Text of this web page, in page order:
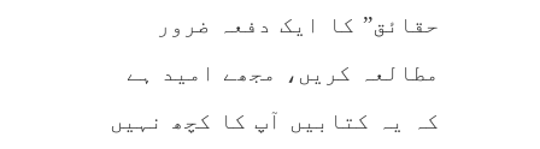
حقائق” کا ایک دفعہ ضرور
مطالعہ کریں، مجھے امید ہے
کہ یہ کتابیں آپ کا کچھ نہیں